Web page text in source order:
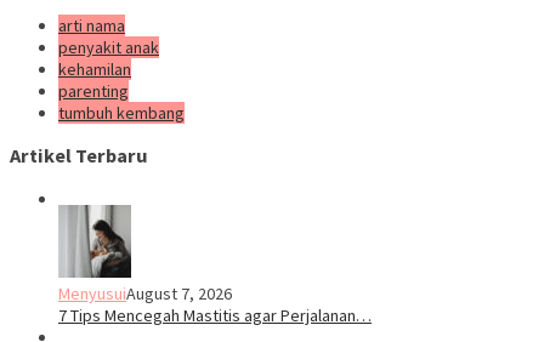
arti nama
penyakit anak
kehamilan
parenting
tumbuh kembang
Artikel Terbaru
MenyusuiAugust 7, 2026
7 Tips Mencegah Mastitis agar Perjalanan…